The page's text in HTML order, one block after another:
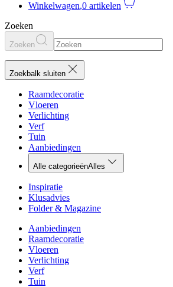
Winkelwagen,0 artikelen
Zoeken
Zoeken
Zoekbalk sluiten
Raamdecoratie
Vloeren
Verlichting
Verf
Tuin
Aanbiedingen
Alle categorieënAlles
Inspiratie
Klusadvies
Folder & Magazine
Aanbiedingen
Raamdecoratie
Vloeren
Verlichting
Verf
Tuin